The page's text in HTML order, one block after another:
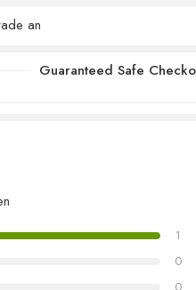
an
Guaranteed Safe
1
0